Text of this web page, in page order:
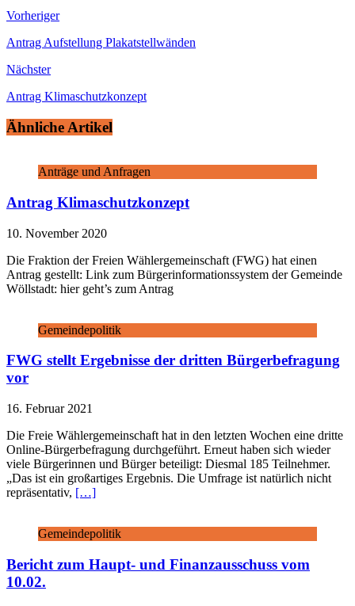
Vorheriger
Antrag Aufstellung Plakatstellwänden
Nächster
Antrag Klimaschutzkonzept
Ähnliche Artikel
Anträge und Anfragen
Antrag Klimaschutzkonzept
10. November 2020
Die Fraktion der Freien Wählergemeinschaft (FWG) hat einen
Antrag gestellt: Link zum Bürgerinformationssystem der Gemeinde
Wöllstadt: hier geht’s zum Antrag
Gemeindepolitik
FWG stellt Ergebnisse der dritten Bürgerbefragung
vor
16. Februar 2021
Die Freie Wählergemeinschaft hat in den letzten Wochen eine dritte
Online-Bürgerbefragung durchgeführt. Erneut haben sich wieder
viele Bürgerinnen und Bürger beteiligt: Diesmal 185 Teilnehmer.
„Das ist ein großartiges Ergebnis. Die Umfrage ist natürlich nicht
repräsentativ, […]
Gemeindepolitik
Bericht zum Haupt- und Finanzausschuss vom
10.02.